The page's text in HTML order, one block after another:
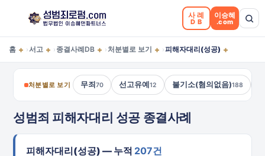
사례
DB
이승혜
.com
홈 + ›서고 + › 종결사례DB + › 처분별로 보기 + ›피해자대리(성공) +
처분별로 보기 무죄70 선고유예12 불기소(혐의없음)188
성범죄 피해자대리 성공 종결사례
피해자대리(성공) — 누적 207건